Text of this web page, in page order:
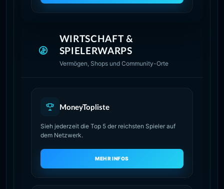
WIRTSCHAFT &
SPIELERWARPS
Vermögen, Shops und Community-Orte
MoneyTopliste
Sieh jederzeit die Top 5 der reichsten Spieler auf
dem Netzwerk.
MEHR INFOS